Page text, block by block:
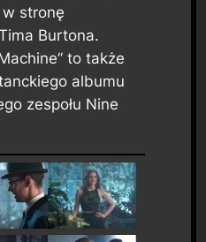
w stronę
Burtona.
to także
albumu
zespołu Nine